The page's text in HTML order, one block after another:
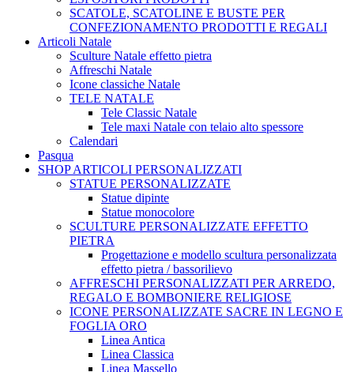
SCATOLE, SCATOLINE E BUSTE PER
CONFEZIONAMENTO PRODOTTI E REGALI
Articoli Natale
Sculture Natale effetto pietra
Affreschi Natale
Icone classiche Natale
TELE NATALE
Tele Classic Natale
Tele maxi Natale con telaio alto spessore
Calendari
Pasqua
SHOP ARTICOLI PERSONALIZZATI
STATUE PERSONALIZZATE
Statue dipinte
Statue monocolore
SCULTURE PERSONALIZZATE EFFETTO
PIETRA
Progettazione e modello scultura personalizzata
effetto pietra / bassorilievo
AFFRESCHI PERSONALIZZATI PER ARREDO,
REGALO E BOMBONIERE RELIGIOSE
ICONE PERSONALIZZATE SACRE IN LEGNO E
FOGLIA ORO
Linea Antica
Linea Classica
Linea Massello